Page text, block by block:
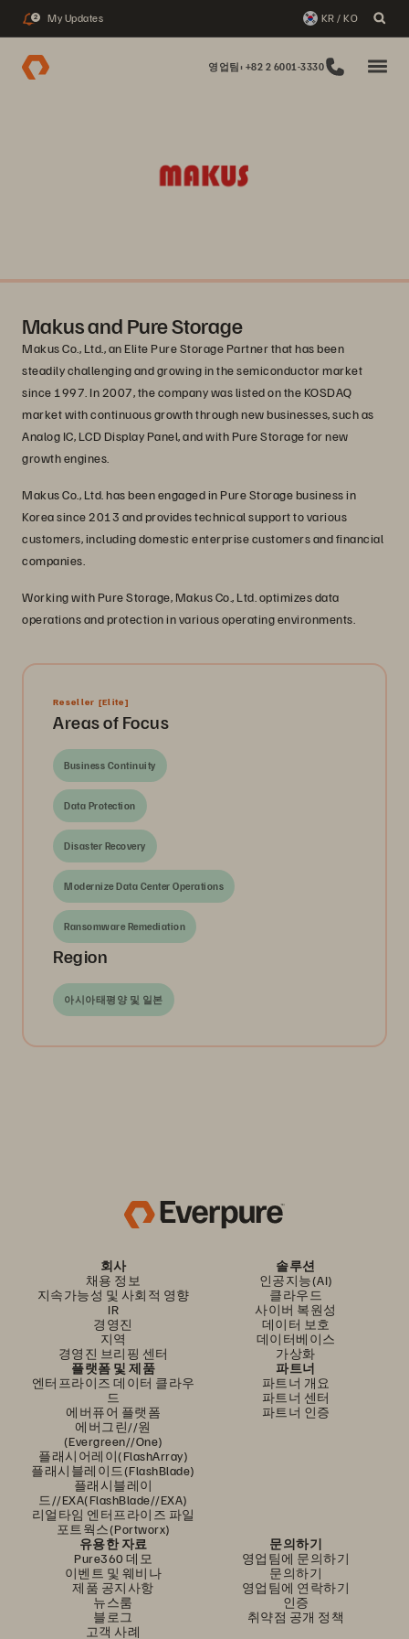
2 My Updates KR / KO
영업팀: +82 2 6001-3330
Makus and Pure Storage
Makus Co., Ltd., an Elite Pure Storage Partner that has been
steadily challenging and growing in the semiconductor market
since 1997. In 2007, the company was listed on the KOSDAQ
market with continuous growth through new businesses, such as
Analog IC, LCD Display Panel, and with Pure Storage for new
growth engines.
Makus Co., Ltd. has been engaged in Pure Storage business in
Korea since 2013 and provides technical support to various
customers, including domestic enterprise customers and financial
companies.
Working with Pure Storage, Makus Co., Ltd. optimizes data
operations and protection in various operating environments.
Reseller [Elite]
Areas of Focus
Business Continuity
Data Protection
Disaster Recovery
Modernize Data Center Operations
Ransomware Remediation
Region
아시아태평양 및 일본
회사
채용 정보
지속가능성 및 사회적 영향
IR
경영진
지역
경영진 브리핑 센터
솔루션
인공지능(AI)
클라우드
사이버 복원성
데이터 보호
데이터베이스
가상화
플랫폼 및 제품
엔터프라이즈 데이터 클라우
드
에버퓨어 플랫폼
에버그린//원
(Evergreen//One)
플래시어레이(FlashArray)
플래시블레이드(FlashBlade)
플래시블레이
드//EXA(FlashBlade//EXA)
리얼타임 엔터프라이즈 파일
포트웍스(Portworx)
파트너
파트너 개요
파트너 센터
파트너 인증
유용한 자료
Pure360 데모
이벤트 및 웨비나
제품 공지사항
뉴스룸
블로그
고객 사례
문의하기
영업팀에 문의하기
문의하기
영업팀에 연락하기
인증
취약점 공개 정책